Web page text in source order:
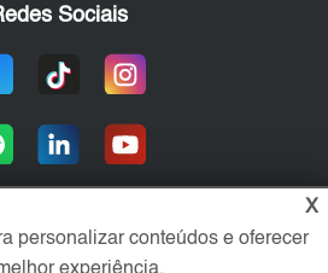
Sociais
aos anunciantes,
X
personalizar conteúdos e oferecer